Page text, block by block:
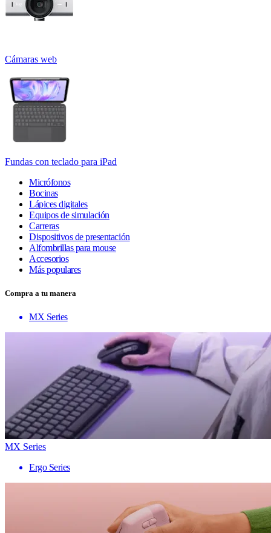
Cámaras web
Fundas con teclado para iPad
Micrófonos
Bocinas
Lápices digitales
Equipos de simulación
Carreras
Dispositivos de presentación
Alfombrillas para mouse
Accesorios
Más populares
Compra a tu manera
MX Series
MX Series
Ergo Series